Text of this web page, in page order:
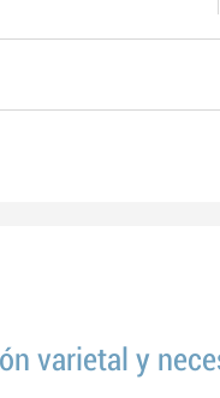
varietal y